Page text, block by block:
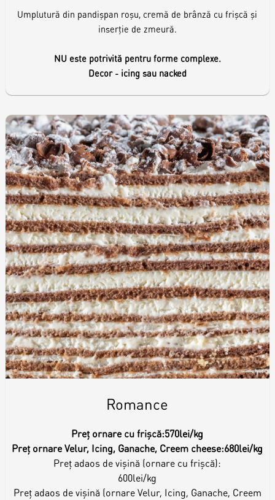
Umplutură din pandișpan roșu, cremă de brânză cu frișcă și
inserție de zmeură.
NU este potrivită pentru forme complexe.
Decor - icing sau nacked
Romance
Preț ornare cu frișcă:570lei/kg
Preț ornare Velur, Icing, Ganache, Creem cheese:680lei/kg
Preț adaos de vișină (ornare cu frișcă):
600lei/kg
Preț adaos de vișină (ornare Velur, Icing, Ganache, Creem